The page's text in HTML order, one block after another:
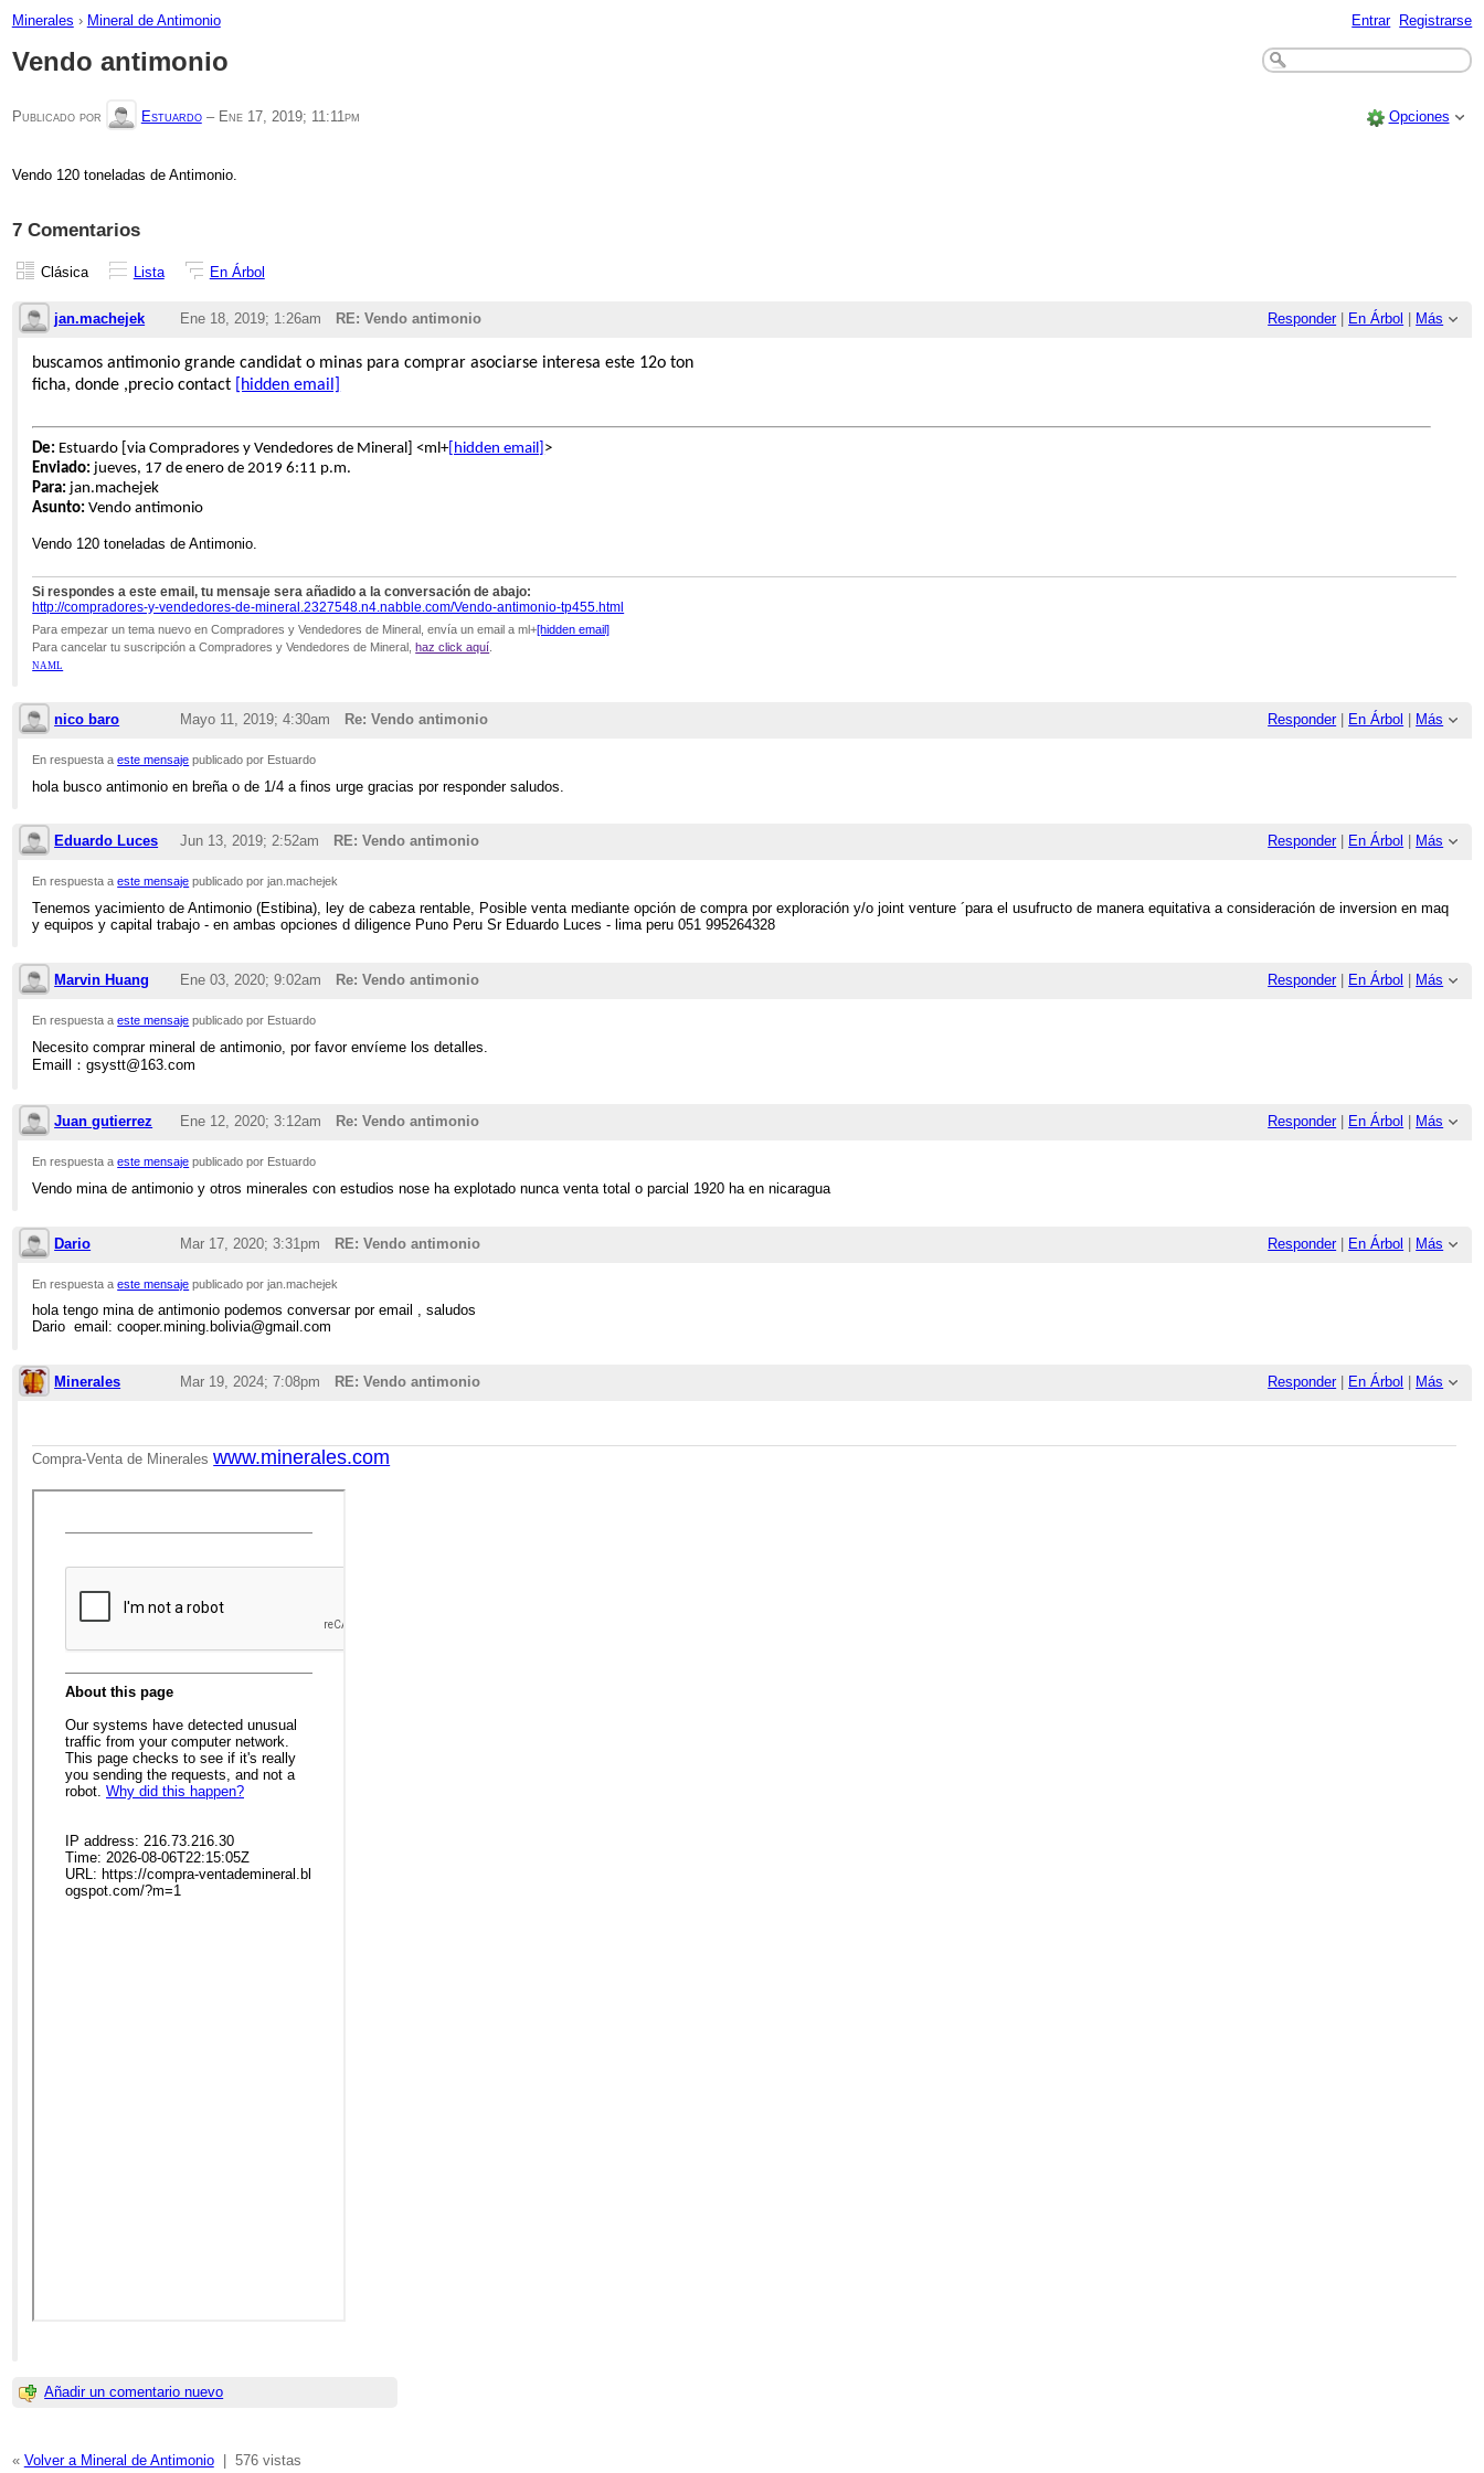
Minerales › Mineral de Antimonio Entrar Registrarse
Vendo antimonio
Publicado por Estuardo– Ene 17, 2019; 11:11pm Opciones
Vendo 120 toneladas de Antimonio.
7 Comentarios
Clásica Lista En Árbol
jan.machejek Responder| En Árbol Más
Ene 18, 2019; 1:26am RE: Vendo antimonio
buscamos antimonio grande candidat o minas para comprar asociarse interesa este 12o ton
ficha, donde ,precio contact
[hidden email]
De: Estuardo [via Compradores y Vendedores de Mineral] <ml+[hidden email] >
Enviado: jueves, 17 de enero de 2019 6:11 p.m.
Para: jan.machejek
Asunto: Vendo antimonio
Vendo 120 toneladas de Antimonio.
Si respondes a este email, tu mensaje sera añadido a la conversación de abajo:
http://compradores-y-vendedores-de-mineral.2327548.n4.nabble.com/Vendo-antimonio-tp455.html
Para empezar un tema nuevo en Compradores y Vendedores de Mineral, envía un email a ml+[hidden email]
Para cancelar tu suscripción a Compradores y Vendedores de Mineral,haz click aquí
NAML
nico baro Responder| En Árbol Más
Mayo 11, 2019; 4:30am Re: Vendo antimonio
En respuesta aeste mensaje publicado por Estuardo
hola busco antimonio en breña o de 1/4 a finos urge gracias por responder saludos.
Eduardo Luces Responder| En Árbol Más
Jun 13, 2019; 2:52am RE: Vendo antimonio
En respuesta aeste mensaje publicado por jan.machejek
Tenemos yacimiento de Antimonio (Estibina), ley de cabeza rentable, Posible venta mediante opción de compra por exploración y/o joint venture ´para el usufructo de manera equitativa a consideración de inversion en maq
y equipos y capital trabajo - en ambas opciones d diligence Puno Peru Sr Eduardo Luces - lima peru 051 995264328
Marvin Huang Responder| En Árbol Más
Ene 03, 2020; 9:02am Re: Vendo antimonio
En respuesta aeste mensaje publicado por Estuardo
Necesito comprar mineral de antimonio, por favor envíeme los detalles.
Emaill：gsystt@163.com
Juan gutierrez Responder| En Árbol Más
Ene 12, 2020; 3:12am Re: Vendo antimonio
En respuesta aeste mensaje publicado por Estuardo
Vendo mina de antimonio y otros minerales con estudios nose ha explotado nunca venta total o parcial 1920 ha en nicaragua
Dario Responder| En Árbol | Más
Mar 17, 2020; 3:31pm RE: Vendo antimonio
En respuesta aeste mensaje publicado por jan.machejek
hola tengo mina de antimonio podemos conversar por email , saludos
Dario email: cooper.mining.bolivia@gmail.com
Minerales Responder| En Árbol Más
Mar 19, 2024; 7:08pm RE: Vendo antimonio
Compra-Venta de Mineraleswww.minerales.com
Añadir un comentario nuevo
« Volver a Mineral de Antimonio| 576 vistas